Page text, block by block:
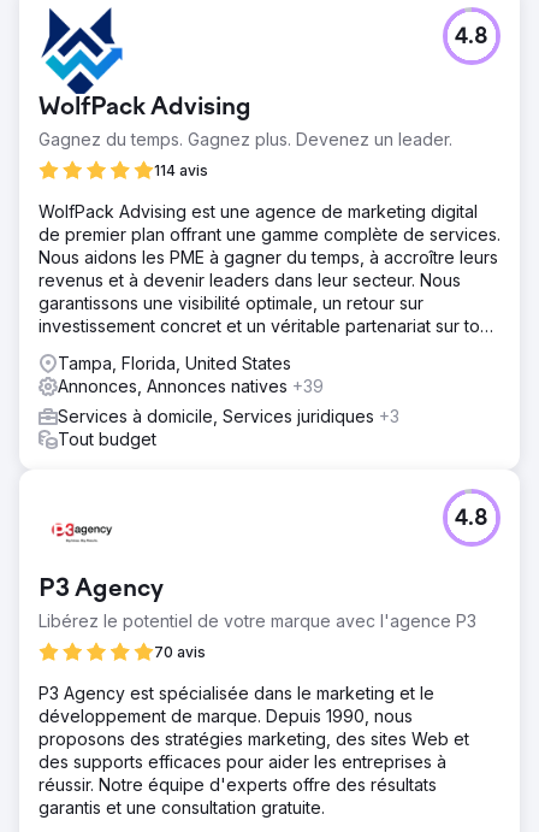
WolfPack Advising
Gagnez du temps. Gagnez plus. Devenez un leader.
114 avis
4.8
WolfPack Advising est une agence de marketing digital
de premier plan offrant une gamme complète de services.
Nous aidons les PME à gagner du temps, à accroître leurs
revenus et à devenir leaders dans leur secteur. Nous
garantissons une visibilité optimale, un retour sur
investissement concret et un véritable partenariat sur tous
Tampa, Florida, United States
Annonces, Annonces natives +39
Services à domicile, Services juridiques +3
Tout budget
P3 Agency
Libérez le potentiel de votre marque avec l'agence P3
70 avis
4.8
P3 Agency est spécialisée dans le marketing et le
développement de marque. Depuis 1990, nous
proposons des stratégies marketing, des sites Web et
des supports efficaces pour aider les entreprises à
réussir. Notre équipe d'experts offre des résultats
garantis et une consultation gratuite.